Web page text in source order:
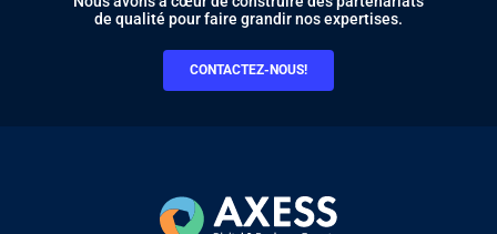
de qualité pour faire grandir nos expertises.
CONTACTEZ-NOUS!